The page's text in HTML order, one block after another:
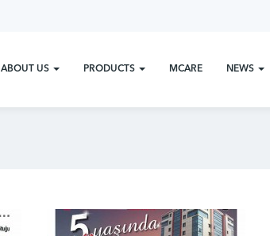
ABOUT US PRODUCTS MCARE NEWS